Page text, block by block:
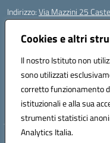
Cookies e altri
Il nostro Istituto non
sono utilizzati
corretto funzionamento
istituzionali e alla sua
strumenti statistici
Analytics Italia.
Indirizzo:Via Mazzini 25
Centralino:
Posta elettronica certificata
Codice fiscale: 93063510619
Codice meccanografico:
Codice Indice delle
Codice unico di fatturazione